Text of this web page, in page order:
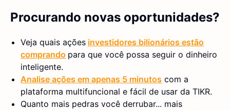
Procurando novas oportunidades?
Veja quais ações investidores bilionários estão
comprando para que você possa seguir o dinheiro
inteligente.
Analise ações em apenas 5 minutos com a
plataforma multifuncional e fácil de usar da TIKR.
Quanto mais pedras você derrubar... mais